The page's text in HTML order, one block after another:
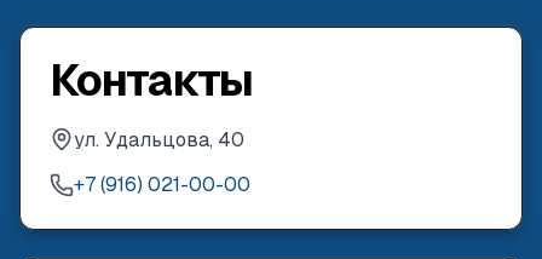
Контакты
ул. Удальцова, 40
+7 (916) 021-00-00